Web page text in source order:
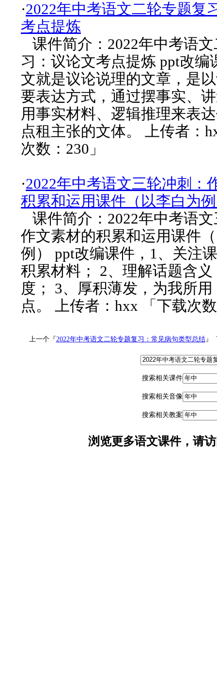
·2022年中考语文二轮专题复
考点提炼
课件简介：2022年中考语
习：议论文考点提炼 ppt改编
文就是议论说理的文章，是
要表达方式，通过摆事实、
用事实材料、逻辑推理来表
点租主张的文体。 上传者：
次数：230」
·2022年中考语文三轮冲刺：
积累和运用课件（以李白为
课件简介：2022年中考语
作文素材的积累和运用课件
例） ppt改编课件，1、关注
积累材料； 2、理解话题含
度； 3、厚积薄发，为我所
点。 上传者：hxx 「下载次
上一个『2022年中考语文二轮专题复习：常见病句类型总结』
搜索相关课件
搜索相关音像
搜索相关教案
浏览更多语文课件，请